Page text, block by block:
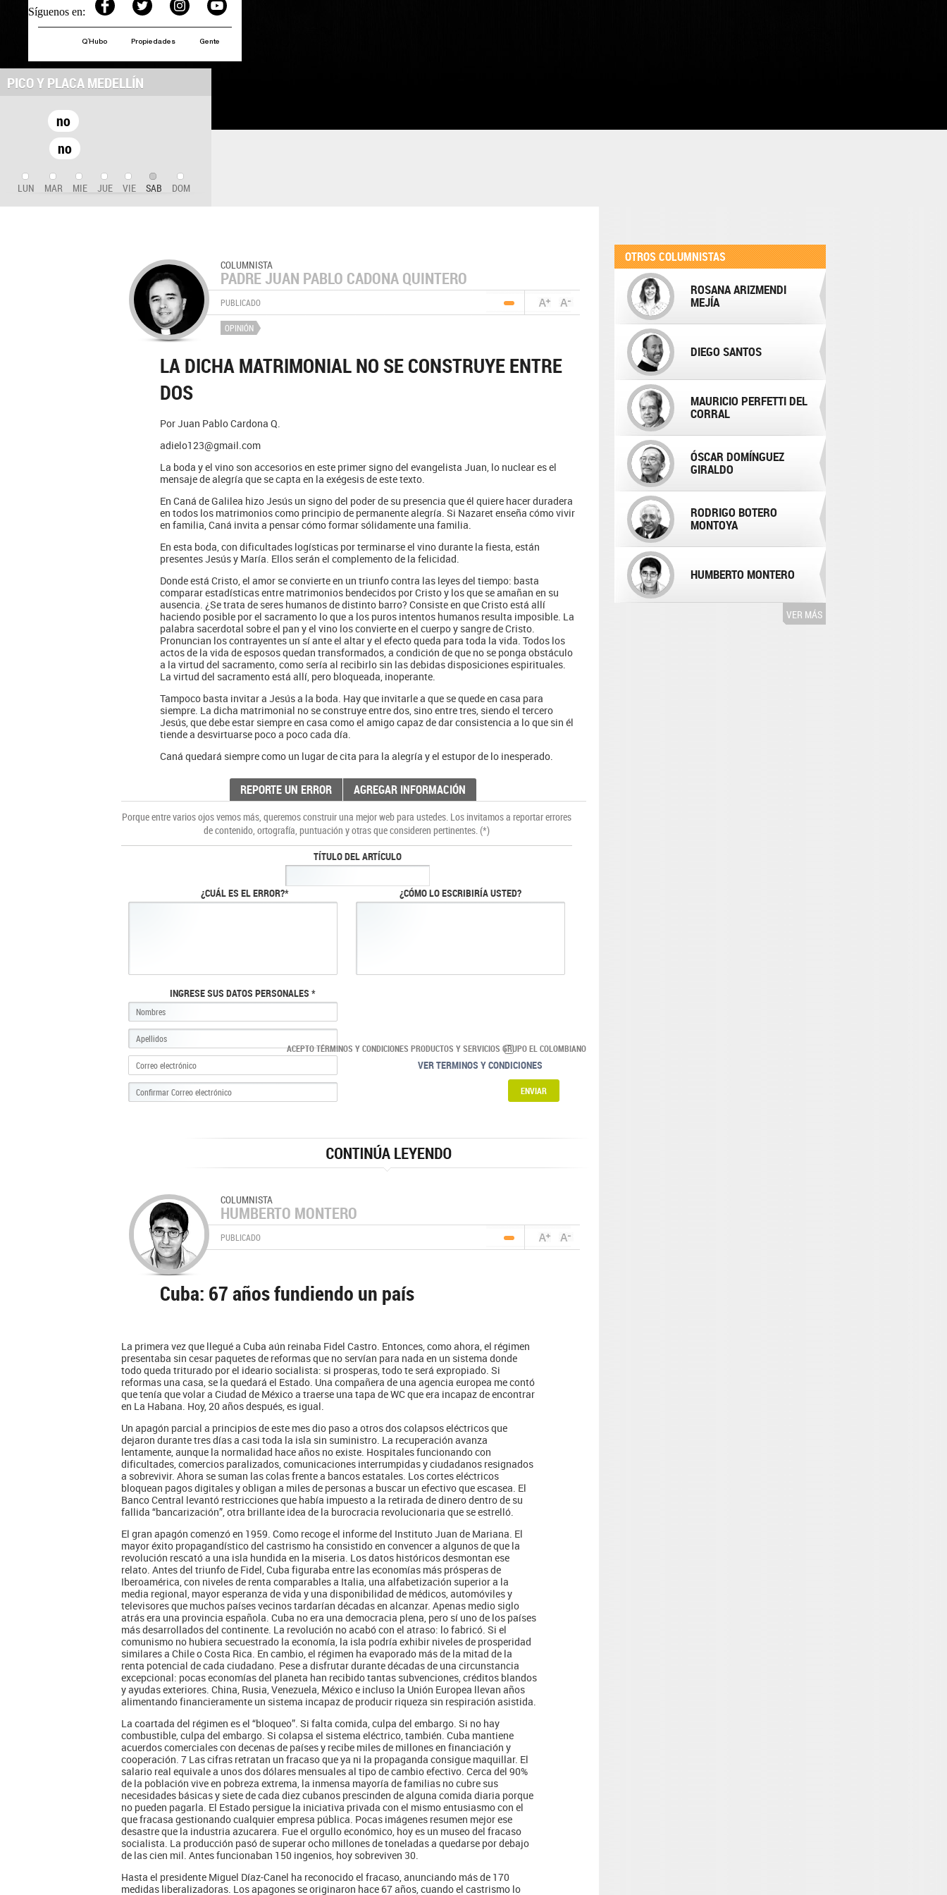
Síguenos en:
Q´Hubo Propiedades Gente
PICO Y PLACA MEDELLÍN
no
no
LUN MAR MIE JUE VIE SAB DOM
COLUMNISTA
PADRE JUAN PABLO CADONA QUINTERO
PUBLICADO
OPINIÓN
LA DICHA MATRIMONIAL NO SE CONSTRUYE ENTRE
DOS
Por Juan Pablo Cardona Q.
adielo123@gmail.com
La boda y el vino son accesorios en este primer signo del evangelista Juan, lo nuclear es el
mensaje de alegría que se capta en la exégesis de este texto.
En Caná de Galilea hizo Jesús un signo del poder de su presencia que él quiere hacer duradera
en todos los matrimonios como principio de permanente alegría. Si Nazaret enseña cómo vivir
en familia, Caná invita a pensar cómo formar sólidamente una familia.
En esta boda, con dificultades logísticas por terminarse el vino durante la fiesta, están
presentes Jesús y María. Ellos serán el complemento de la felicidad.
Donde está Cristo, el amor se convierte en un triunfo contra las leyes del tiempo: basta
comparar estadísticas entre matrimonios bendecidos por Cristo y los que se amañan en su
ausencia. ¿Se trata de seres humanos de distinto barro? Consiste en que Cristo está allí
haciendo posible por el sacramento lo que a los puros intentos humanos resulta imposible. La
palabra sacerdotal sobre el pan y el vino los convierte en el cuerpo y sangre de Cristo.
Pronuncian los contrayentes un sí ante el altar y el efecto queda para toda la vida. Todos los
actos de la vida de esposos quedan transformados, a condición de que no se ponga obstáculo
a la virtud del sacramento, como sería al recibirlo sin las debidas disposiciones espirituales.
La virtud del sacramento está allí, pero bloqueada, inoperante.
Tampoco basta invitar a Jesús a la boda. Hay que invitarle a que se quede en casa para
siempre. La dicha matrimonial no se construye entre dos, sino entre tres, siendo el tercero
Jesús, que debe estar siempre en casa como el amigo capaz de dar consistencia a lo que sin él
tiende a desvirtuarse poco a poco cada día.
Caná quedará siempre como un lugar de cita para la alegría y el estupor de lo inesperado.
REPORTE UN ERROR AGREGAR INFORMACIÓN
Porque entre varios ojos vemos más, queremos construir una mejor web para ustedes. Los invitamos a reportar errores
de contenido, ortografía, puntuación y otras que consideren pertinentes. (*)
TÍTULO DEL ARTÍCULO
¿CUÁL ES EL ERROR?* ¿CÓMO LO ESCRIBIRÍA USTED?
INGRESE SUS DATOS PERSONALES *
ACEPTO TÉRMINOS Y CONDICIONES PRODUCTOS Y SERVICIOS GRUPO EL COLOMBIANO
VER TERMINOS Y CONDICIONES
COLUMNISTA
HUMBERTO MONTERO
PUBLICADO
Cuba: 67 años fundiendo un país
La primera vez que llegué a Cuba aún reinaba Fidel Castro. Entonces, como ahora, el régimen
presentaba sin cesar paquetes de reformas que no servían para nada en un sistema donde
todo queda triturado por el ideario socialista: si prosperas, todo te será expropiado. Si
reformas una casa, se la quedará el Estado. Una compañera de una agencia europea me contó
que tenía que volar a Ciudad de México a traerse una tapa de WC que era incapaz de encontrar
en La Habana. Hoy, 20 años después, es igual.
Un apagón parcial a principios de este mes dio paso a otros dos colapsos eléctricos que
dejaron durante tres días a casi toda la isla sin suministro. La recuperación avanza
lentamente, aunque la normalidad hace años no existe. Hospitales funcionando con
dificultades, comercios paralizados, comunicaciones interrumpidas y ciudadanos resignados
a sobrevivir. Ahora se suman las colas frente a bancos estatales. Los cortes eléctricos
bloquean pagos digitales y obligan a miles de personas a buscar un efectivo que escasea. El
Banco Central levantó restricciones que había impuesto a la retirada de dinero dentro de su
fallida “bancarización”, otra brillante idea de la burocracia revolucionaria que se estrelló.
El gran apagón comenzó en 1959. Como recoge el informe del Instituto Juan de Mariana. El
mayor éxito propagandístico del castrismo ha consistido en convencer a algunos de que la
revolución rescató a una isla hundida en la miseria. Los datos históricos desmontan ese
relato. Antes del triunfo de Fidel, Cuba figuraba entre las economías más prósperas de
Iberoamérica, con niveles de renta comparables a Italia, una alfabetización superior a la
media regional, mayor esperanza de vida y una disponibilidad de médicos, automóviles y
televisores que muchos países vecinos tardarían décadas en alcanzar. Apenas medio siglo
atrás era una provincia española. Cuba no era una democracia plena, pero sí uno de los países
más desarrollados del continente. La revolución no acabó con el atraso: lo fabricó. Si el
comunismo no hubiera secuestrado la economía, la isla podría exhibir niveles de prosperidad
similares a Chile o Costa Rica. En cambio, el régimen ha evaporado más de la mitad de la
renta potencial de cada ciudadano. Pese a disfrutar durante décadas de una circunstancia
excepcional: pocas economías del planeta han recibido tantas subvenciones, créditos blandos
y ayudas exteriores. China, Rusia, Venezuela, México e incluso la Unión Europea llevan años
alimentando financieramente un sistema incapaz de producir riqueza sin respiración asistida.
La coartada del régimen es el “bloqueo”. Si falta comida, culpa del embargo. Si no hay
combustible, culpa del embargo. Si colapsa el sistema eléctrico, también. Cuba mantiene
acuerdos comerciales con decenas de países y recibe miles de millones en financiación y
cooperación. 7 Las cifras retratan un fracaso que ya ni la propaganda consigue maquillar. El
salario real equivale a unos dos dólares mensuales al tipo de cambio efectivo. Cerca del 90%
de la población vive en pobreza extrema, la inmensa mayoría de familias no cubre sus
necesidades básicas y siete de cada diez cubanos prescinden de alguna comida diaria porque
no pueden pagarla. El Estado persigue la iniciativa privada con el mismo entusiasmo con el
que fracasa gestionando cualquier empresa pública. Pocas imágenes resumen mejor ese
desastre que la industria azucarera. Fue el orgullo económico, hoy es un museo del fracaso
socialista. La producción pasó de superar ocho millones de toneladas a quedarse por debajo
de las cien mil. Antes funcionaban 150 ingenios, hoy sobreviven 30.
Hasta el presidente Miguel Díaz-Canel ha reconocido el fracaso, anunciando más de 170
medidas liberalizadoras. Los apagones se originaron hace 67 años, cuando el castrismo lo
OTROS COLUMNISTAS
ROSANA ARIZMENDI
MEJÍA
DIEGO SANTOS
MAURICIO PERFETTI DEL
CORRAL
ÓSCAR DOMÍNGUEZ
GIRALDO
RODRIGO BOTERO
MONTOYA
HUMBERTO MONTERO
VER MÁS